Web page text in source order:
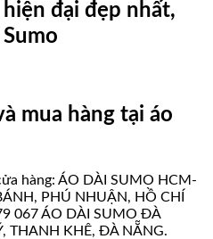
đại đẹp nhất,
mua hàng tại áo
hàng: ÁO DÀI SUMO HCM-
PHÚ NHUẬN, HỒ CHÍ
067 ÁO DÀI SUMO ĐÀ
THANH KHÊ, ĐÀ NẴNG.